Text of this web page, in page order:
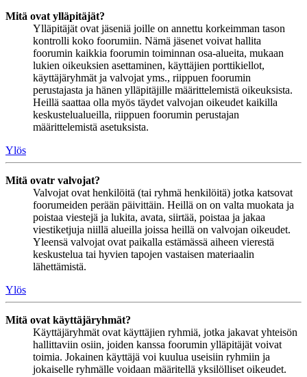
Mitä ovat ylläpitäjät?
Ylläpitäjät ovat jäseniä joille on annettu korkeimman tason
kontrolli koko foorumiin. Nämä jäsenet voivat hallita
foorumin kaikkia foorumin toiminnan osa-alueita, mukaan
lukien oikeuksien asettaminen, käyttäjien porttikiellot,
käyttäjäryhmät ja valvojat yms., riippuen foorumin
perustajasta ja hänen ylläpitäjille määrittelemistä oikeuksista.
Heillä saattaa olla myös täydet valvojan oikeudet kaikilla
keskustelualueilla, riippuen foorumin perustajan
määrittelemistä asetuksista.
Ylös
Mitä ovatr valvojat?
Valvojat ovat henkilöitä (tai ryhmä henkilöitä) jotka katsovat
foorumeiden perään päivittäin. Heillä on on valta muokata ja
poistaa viestejä ja lukita, avata, siirtää, poistaa ja jakaa
viestiketjuja niillä alueilla joissa heillä on valvojan oikeudet.
Yleensä valvojat ovat paikalla estämässä aiheen vierestä
keskustelua tai hyvien tapojen vastaisen materiaalin
lähettämistä.
Ylös
Mitä ovat käyttäjäryhmät?
Käyttäjäryhmät ovat käyttäjien ryhmiä, jotka jakavat yhteisön
hallittaviin osiin, joiden kanssa foorumin ylläpitäjät voivat
toimia. Jokainen käyttäjä voi kuulua useisiin ryhmiin ja
jokaiselle ryhmälle voidaan määritellä yksilölliset oikeudet.